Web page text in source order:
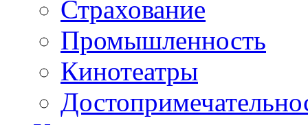
Страхование
Промышленность
Кинотеатры